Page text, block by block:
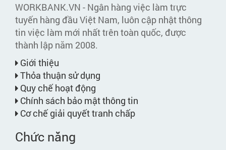
WORKBANK.VN - Ngân hàng việc làm trực
tuyến hàng đầu Việt Nam, luôn cập nhật thông
tin việc làm mới nhất trên toàn quốc, được
thành lập năm 2008.
Giới thiệu
Thỏa thuận sử dụng
Quy chế hoạt động
Chính sách bảo mật thông tin
Cơ chế giải quyết tranh chấp
Chức năng